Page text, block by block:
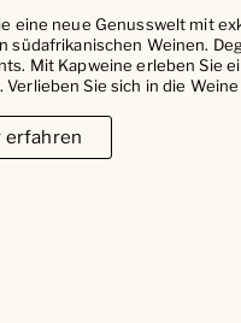
eine neue Genusswelt mit
südafrikanischen Weinen.
Mit Kapweine erleben Sie
Verlieben Sie sich in die
erfahren